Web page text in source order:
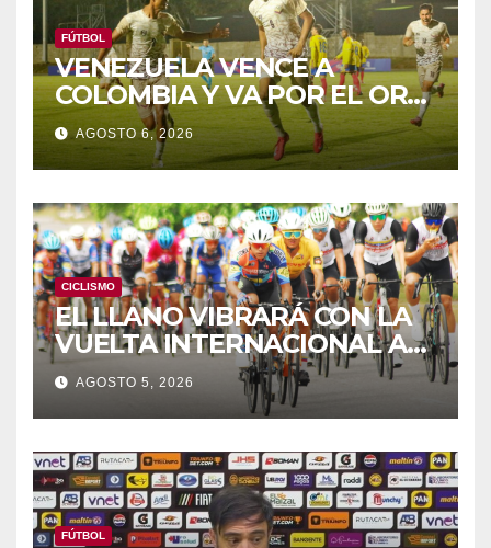
FÚTBOL
VENEZUELA VENCE A
COLOMBIA Y VA POR EL ORO
DE LOS JCAC
AGOSTO 6, 2026
CICLISMO
EL LLANO VIBRARÁ CON LA
VUELTA INTERNACIONAL A
ZAMORA
AGOSTO 5, 2026
FÚTBOL